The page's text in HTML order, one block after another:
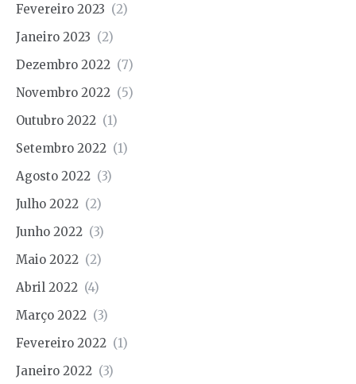
Fevereiro 2023 (2)
Janeiro 2023 (2)
Dezembro 2022 (7)
Novembro 2022 (5)
Outubro 2022 (1)
Setembro 2022 (1)
Agosto 2022 (3)
Julho 2022 (2)
Junho 2022 (3)
Maio 2022 (2)
Abril 2022 (4)
Março 2022 (3)
Fevereiro 2022 (1)
Janeiro 2022 (3)